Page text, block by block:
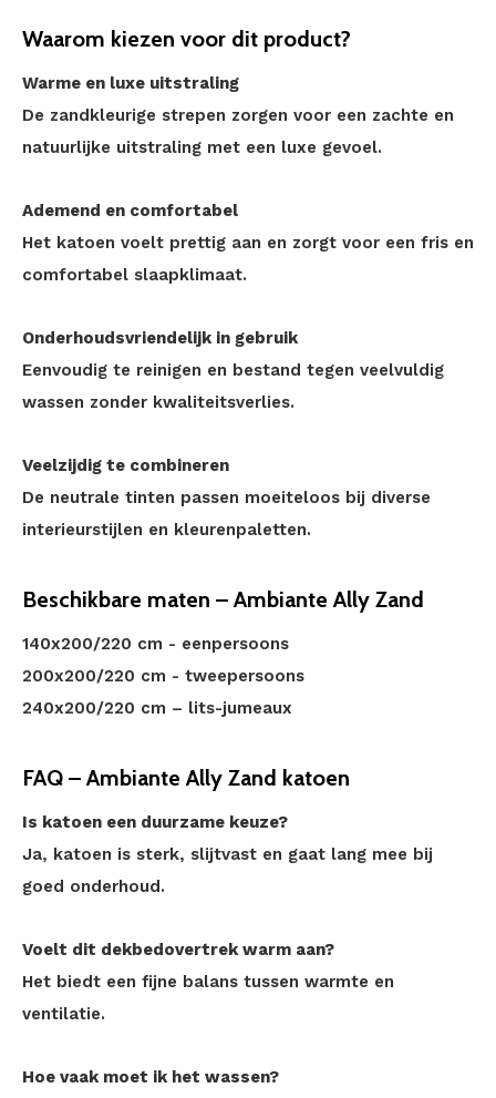
Waarom kiezen voor dit product?
Warme en luxe uitstraling
De zandkleurige strepen zorgen voor een zachte en
natuurlijke uitstraling met een luxe gevoel.
Ademend en comfortabel
Het katoen voelt prettig aan en zorgt voor een fris en
comfortabel slaapklimaat.
Onderhoudsvriendelijk in gebruik
Eenvoudig te reinigen en bestand tegen veelvuldig
wassen zonder kwaliteitsverlies.
Veelzijdig te combineren
De neutrale tinten passen moeiteloos bij diverse
interieurstijlen en kleurenpaletten.
Beschikbare maten – Ambiante Ally Zand
140x200/220 cm - eenpersoons
200x200/220 cm - tweepersoons
240x200/220 cm – lits-jumeaux
FAQ – Ambiante Ally Zand katoen
Is katoen een duurzame keuze?
Ja, katoen is sterk, slijtvast en gaat lang mee bij
goed onderhoud.
Voelt dit dekbedovertrek warm aan?
Het biedt een fijne balans tussen warmte en
ventilatie.
Hoe vaak moet ik het wassen?